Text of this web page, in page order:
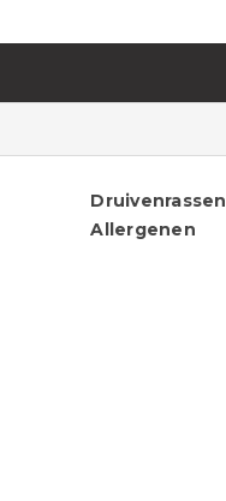
Druivenrassen
Allergenen